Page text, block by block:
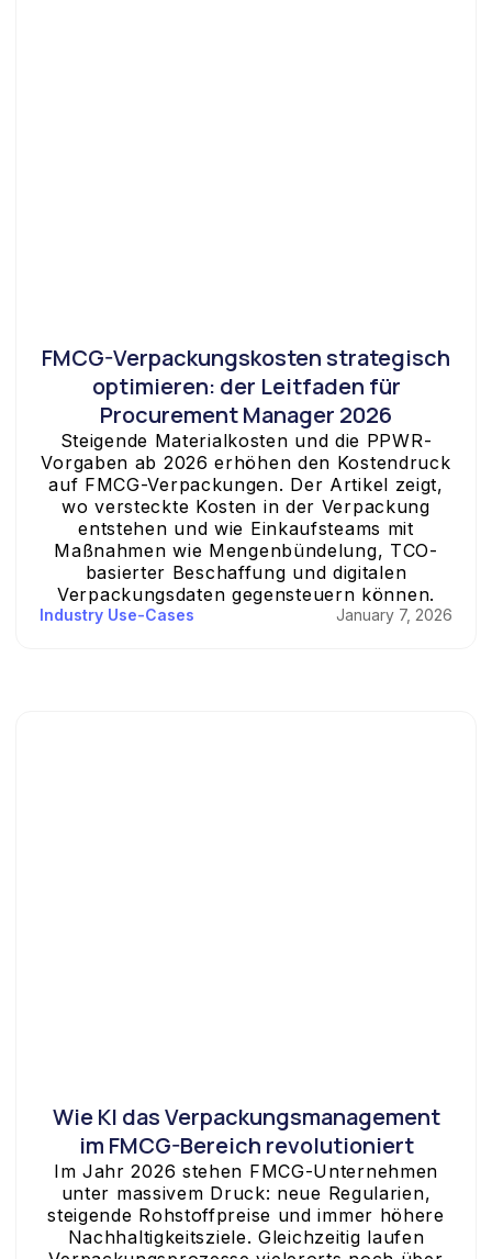
FMCG-Verpackungskosten strategisch
optimieren: der Leitfaden für
Procurement Manager 2026
Steigende Materialkosten und die PPWR-
Vorgaben ab 2026 erhöhen den Kostendruck
auf FMCG-Verpackungen. Der Artikel zeigt,
wo versteckte Kosten in der Verpackung
entstehen und wie Einkaufsteams mit
Maßnahmen wie Mengenbündelung, TCO-
basierter Beschaffung und digitalen
Verpackungsdaten gegensteuern können.
Industry Use-Cases January 7, 2026
Wie KI das Verpackungsmanagement
im FMCG-Bereich revolutioniert
Im Jahr 2026 stehen FMCG-Unternehmen
unter massivem Druck: neue Regularien,
steigende Rohstoffpreise und immer höhere
Nachhaltigkeitsziele. Gleichzeitig laufen